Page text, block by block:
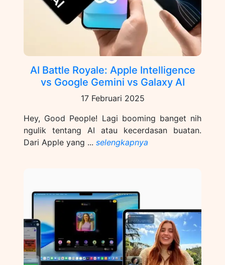
AI Battle Royale: Apple Intelligence
vs Google Gemini vs Galaxy AI
17 Februari 2025
Hey, Good People! Lagi booming banget nih
ngulik tentang AI atau kecerdasan buatan.
Dari Apple yang ... selengkapnya